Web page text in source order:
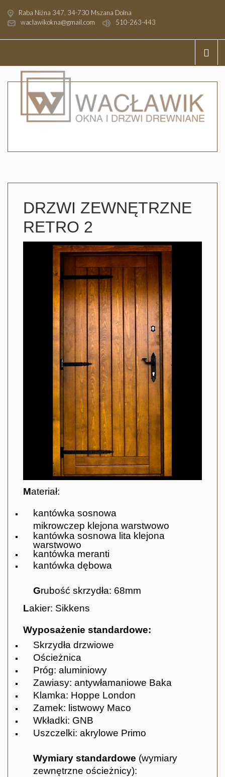
Raba Niżna 347, 34-730 Mszana Dolna
waclawikokna@gmail.com
510-263-443
DRZWI ZEWNĘTRZNE
RETRO 2
Materiał:
kantówka sosnowa
mikrowczep klejona warstwowo
kantówka sosnowa lita klejona
warstwowo
kantówka meranti
kantówka dębowa
Grubość skrzydła: 68mm
Lakier: Sikkens
Wyposażenie standardowe:
Skrzydła drzwiowe
Ościeżnica
Próg: aluminiowy
Zawiasy: antywłamaniowe Baka
Klamka: Hoppe London
Zamek: listwowy Maco
Wkładki: GNB
Uszczelki: akrylowe Primo
Wymiary standardowe (wymiary
zewnętrzne ościeżnicy):